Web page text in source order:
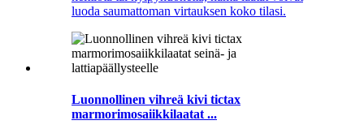
luoda saumattoman virtauksen koko tilasi.
Luonnollinen vihreä kivi tictax
marmorimosaiikkilaatat ...